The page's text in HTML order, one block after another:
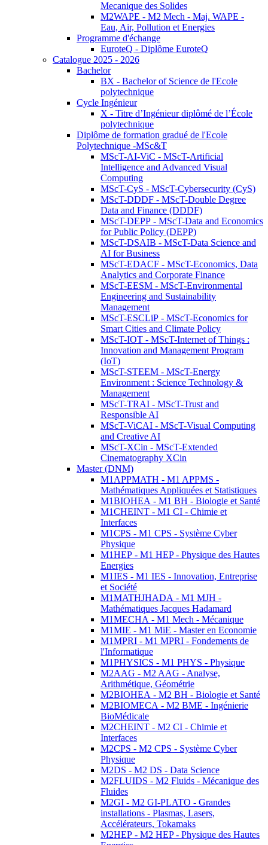
Mecanique des Solides
M2WAPE - M2 Mech - Maj. WAPE -
Eau, Air, Pollution et Energies
Programme d'échange
EuroteQ - Diplôme EuroteQ
Catalogue 2025 - 2026
Bachelor
BX - Bachelor of Science de l'Ecole
polytechnique
Cycle Ingénieur
X - Titre d’Ingénieur diplômé de l’École
polytechnique
Diplôme de formation gradué de l'Ecole
Polytechnique -MSc&T
MScT-AI-ViC - MScT-Artificial
Intelligence and Advanced Visual
Computing
MScT-CyS - MScT-Cybersecurity (CyS)
MScT-DDDF - MScT-Double Degree
Data and Finance (DDDF)
MScT-DEPP - MScT-Data and Economics
for Public Policy (DEPP)
MScT-DSAIB - MScT-Data Science and
AI for Business
MScT-EDACF - MScT-Economics, Data
Analytics and Corporate Finance
MScT-EESM - MScT-Environmental
Engineering and Sustainability
Management
MScT-ESCLiP - MScT-Economics for
Smart Cities and Climate Policy
MScT-IOT - MScT-Internet of Things :
Innovation and Management Program
(IoT)
MScT-STEEM - MScT-Energy
Environment : Science Technology &
Management
MScT-TRAI - MScT-Trust and
Responsible AI
MScT-ViCAI - MScT-Visual Computing
and Creative AI
MScT-XCin - MScT-Extended
Cinematography XCin
Master (DNM)
M1APPMATH - M1 APPMS -
Mathématiques Appliquées et Statistiques
M1BIOHEA - M1 BH - Biologie et Santé
M1CHEINT - M1 CI - Chimie et
Interfaces
M1CPS - M1 CPS - Système Cyber
Physique
M1HEP - M1 HEP - Physique des Hautes
Energies
M1IES - M1 IES - Innovation, Entreprise
et Société
M1MATHJHADA - M1 MJH -
Mathématiques Jacques Hadamard
M1MECHA - M1 Mech - Mécanique
M1MIE - M1 MiE - Master en Economie
M1MPRI - M1 MPRI - Fondements de
l'Informatique
M1PHYSICS - M1 PHYS - Physique
M2AAG - M2 AAG - Analyse,
Arithmétique, Géométrie
M2BIOHEA - M2 BH - Biologie et Santé
M2BIOMECA - M2 BME - Ingénierie
BioMédicale
M2CHEINT - M2 CI - Chimie et
Interfaces
M2CPS - M2 CPS - Système Cyber
Physique
M2DS - M2 DS - Data Science
M2FLUIDS - M2 Fluids - Mécanique des
Fluides
M2GI - M2 GI-PLATO - Grandes
installations - Plasmas, Lasers,
Accélérateurs, Tokamaks
M2HEP - M2 HEP - Physique des Hautes